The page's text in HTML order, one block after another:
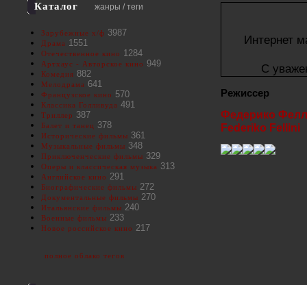
Интернет
С
Режиссер
Федерико
Federiko Fellini
Каталог жанры / теги
Зарубежные х/ф 3987
Драма 1551
Отечественное кино 1284
Артхаус - Авторское кино 949
Комедия 882
Мелодрама 641
Французское кино 570
Классика Голливуда 491
Триллер 387
Балет и танец 378
Исторические фильмы 361
Музыкальные фильмы 348
Приключенческие фильмы 329
Оперы и классическая музыка 313
Английское кино 291
Биографические фильмы 272
Документальные фильмы 270
Итальянские фильмы 240
Военные фильмы 233
Новое российское кино 217
полное облако тегов